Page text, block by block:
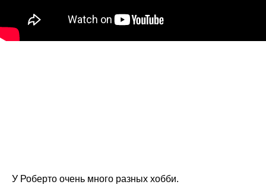
У Роберто очень много разных хобби.